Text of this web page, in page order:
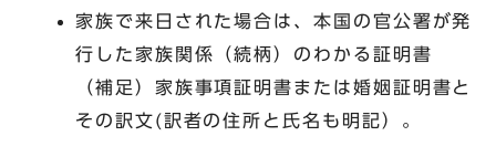
家族で来日された場合は、本国の官公署が発
行した家族関係（続柄）のわかる証明書
（補足）家族事項証明書または婚姻証明書と
その訳文(訳者の住所と氏名も明記）。